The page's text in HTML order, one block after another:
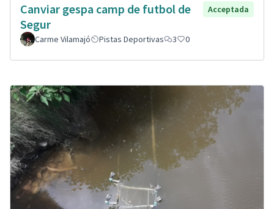
Canviar gespa camp de futbol de
Segur
Acceptada
Carme Vilamajó Pistas Deportivas 3 0